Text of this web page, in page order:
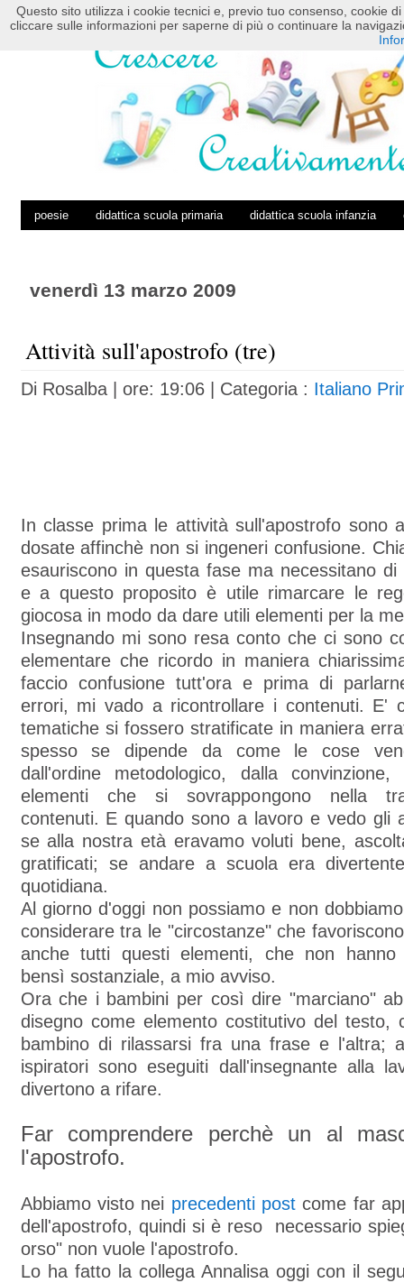
HOME POSTS RSS COMMENTS RSS
poesie didattica scuola primaria didattica scuola infanzia
venerdì 13 marzo 2009
Attività sull'apostrofo (tre)
Di Rosalba| ore: 19:06 | Categoria : Italiano
In classe prima le attività sull'apostrofo sono
dosate affinchè non si ingeneri confusione.
esauriscono in questa fase ma necessitano di
e a questo proposito è utile rimarcare le
giocosa in modo da dare utili elementi per la
Insegnando mi sono resa conto che ci sono
elementare che ricordo in maniera
faccio confusione tutt'ora e prima di
errori, mi vado a ricontrollare i contenuti. E'
tematiche si fossero stratificate in maniera
spesso se dipende da come le cose
dall'ordine metodologico, dalla
elementi che si sovrappongono nella
contenuti. E quando sono a lavoro e vedo gli
se alla nostra età eravamo voluti bene,
gratificati; se andare a scuola era
quotidiana.
Al giorno d'oggi non possiamo e non
considerare tra le "circostanze" che
anche tutti questi elementi, che non hanno
bensì sostanziale, a mio avviso.
Ora che i bambini per così dire "marciano"
disegno come elemento costitutivo del testo,
bambino di rilassarsi fra una frase e l'altra;
ispiratori sono eseguiti dall'insegnante alla
divertono a rifare.
Far comprendere perchè un al
l'apostrofo.
Abbiamo visto nei precedenti postcome far
dell'apostrofo, quindi si è reso necessario
orso" non vuole l'apostrofo.
Lo ha fatto la collega Annalisa oggi con il
Questo sito utilizza i cookie tecnici e, previo tuo consenso, cookie
cliccare sulle informazioni per saperne di più o continuare la